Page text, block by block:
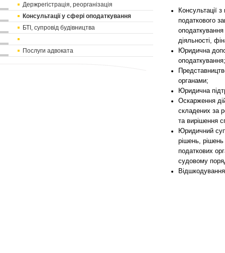
Держрегістрація, реорганізація
Консультації у сфері оподаткування
БТІ, супровід будівництва
Послуги адвоката
Консультації
податкового
оподаткування
діяльності,
Юридична
оподаткування;
органами;
Юридична
Оскарження
складених за
та вирішення
Юридичний
рішень,
податкових
судовому